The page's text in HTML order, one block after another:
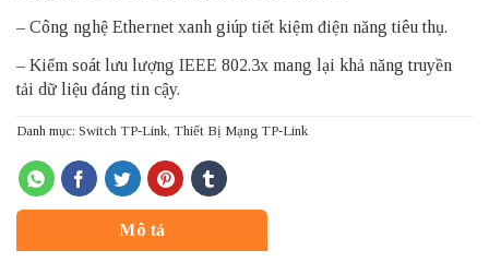
– Công nghệ Ethernet xanh giúp tiết kiệm điện năng tiêu thụ.
– Kiểm soát lưu lượng IEEE 802.3x mang lại khả năng truyền
tải dữ liệu đáng tin cậy.
Danh mục: Switch TP-Link, Thiết Bị Mạng TP-Link
Mô tả